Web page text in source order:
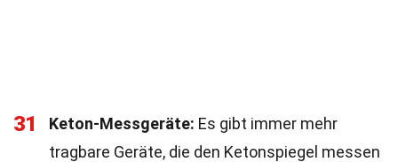
31 Keton-Messgeräte: Es gibt immer mehr
tragbare Geräte, die den Ketonspiegel messen